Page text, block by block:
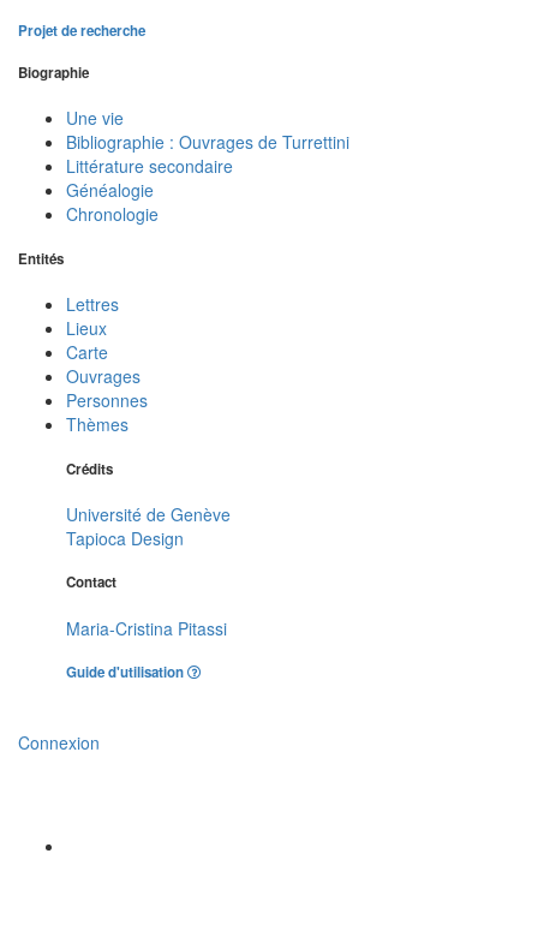
Projet de recherche
Biographie
Une vie
Bibliographie : Ouvrages de Turrettini
Littérature secondaire
Généalogie
Chronologie
Entités
Lettres
Lieux
Carte
Ouvrages
Personnes
Thèmes
Crédits
Université de Genève
Tapioca Design
Contact
Maria-Cristina Pitassi
Guide d'utilisation
Connexion